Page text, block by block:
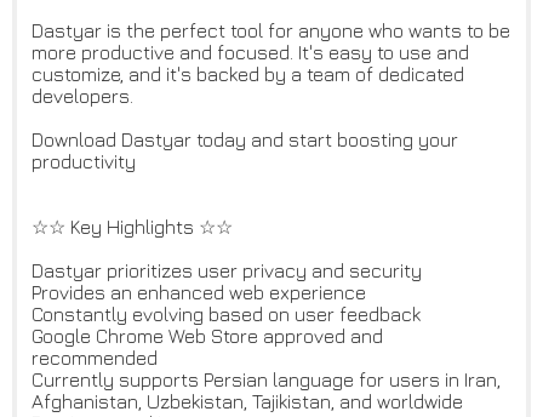
Dastyar is the perfect tool for anyone who wants to be
more productive and focused. It's easy to use and
customize, and it's backed by a team of dedicated
developers.
Download Dastyar today and start boosting your
productivity
☆☆ Key Highlights ☆☆
Dastyar prioritizes user privacy and security
Provides an enhanced web experience
Constantly evolving based on user feedback
Google Chrome Web Store approved and
recommended
Currently supports Persian language for users in Iran,
Afghanistan, Uzbekistan, Tajikistan, and worldwide